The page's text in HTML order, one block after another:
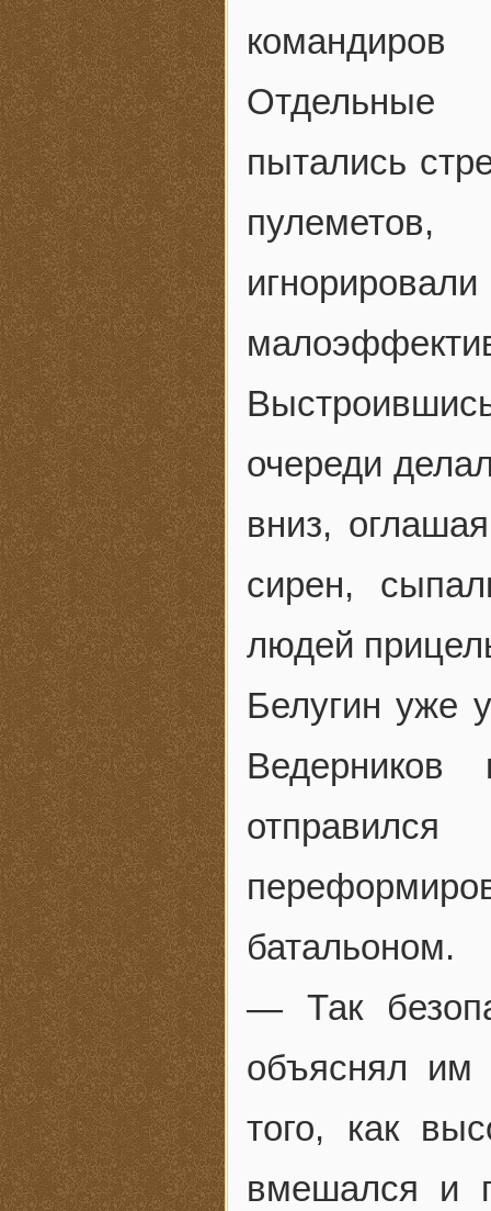
Отдельные
пытались
очереди
вниз,
сирен,
людей
Белугин уже
батальоном.
— Так
объяснял им
того, как
вмешался и